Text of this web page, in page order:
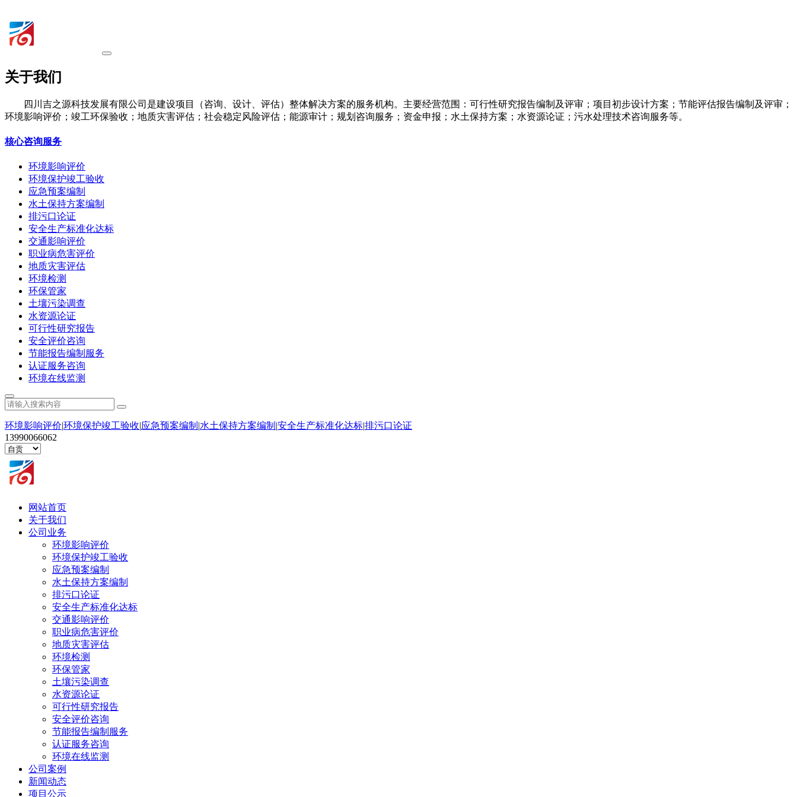
关于我们
四川吉之源科技发展有限公司是建设项目（咨询、设计、评估）整体解决方案的服务机构。主要经营范围：可行性研究报告编制及评审；项目初步设计方案；节能评估报告编制及评审；
环境影响评价；竣工环保验收；地质灾害评估；社会稳定风险评估；能源审计；规划咨询服务；资金申报；水土保持方案；水资源论证；污水处理技术咨询服务等。
核心咨询服务
环境影响评价
环境保护竣工验收
应急预案编制
水土保持方案编制
排污口论证
安全生产标准化达标
交通影响评价
职业病危害评价
地质灾害评估
环境检测
环保管家
土壤污染调查
水资源论证
可行性研究报告
安全评价咨询
节能报告编制服务
认证服务咨询
环境在线监测
环境影响评价|环境保护竣工验收|应急预案编制 |水土保持方案编制 |安全生产标准化达标|排污口论证
13990066062
网站首页
关于我们
公司业务
环境影响评价
环境保护竣工验收
应急预案编制
水土保持方案编制
排污口论证
安全生产标准化达标
交通影响评价
职业病危害评价
地质灾害评估
环境检测
环保管家
土壤污染调查
水资源论证
可行性研究报告
安全评价咨询
节能报告编制服务
认证服务咨询
环境在线监测
公司案例
新闻动态
项目公示